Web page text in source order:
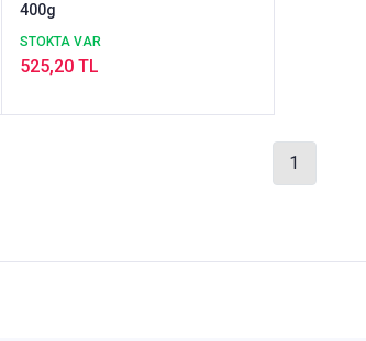
400g
STOKTA VAR
525,20 TL
1